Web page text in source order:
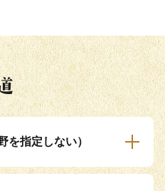
指定しない）